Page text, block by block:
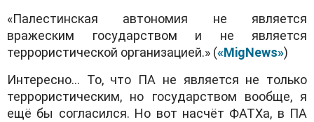
«Палестинская автономия не является
вражеским государством и не является
террористической организацией.» («MigNews»)
Интересно… То, что ПА не является не только
террористическим, но государством вообще, я
ещё бы согласился. Но вот насчёт ФАТХа, в ПА